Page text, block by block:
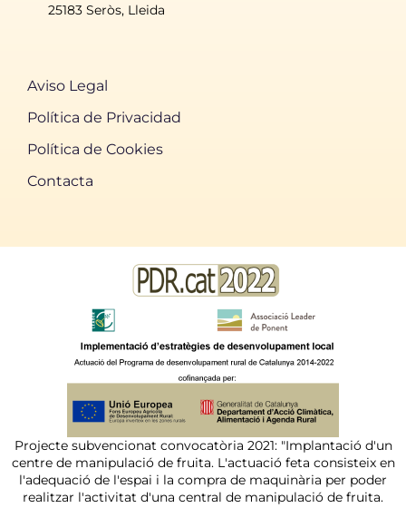
25183 Seròs, Lleida
Aviso Legal
Política de Privacidad
Política de Cookies
Contacta
Projecte subvencionat convocatòria 2021: "Implantació d'un
centre de manipulació de fruita. L'actuació feta consisteix en
l'adequació de l'espai i la compra de maquinària per poder
realitzar l'activitat d'una central de manipulació de fruita.